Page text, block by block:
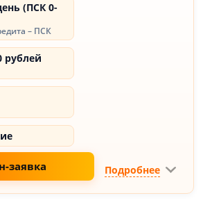
(ПСК 0-
– ПСК
рублей
заявка Подробнее